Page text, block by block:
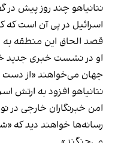
نتانیاهو چند روز پیش در
اسرائیل در پی آن است که
قصد الحاق این منطقه به
او در نشست خبری جدید
جهان می‌خواهند «از
نتانیاهو افزود به ارتش
امن خبرنگاران خارجی در
رسانه‌ها خواهند دید که